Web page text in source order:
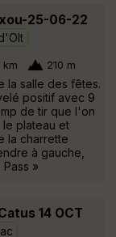
25-06-22
km 210 m
la salle des fêtes.
positif avec 9
de tir que l'on
plateau et
la charrette
à gauche,
»
14 OCT